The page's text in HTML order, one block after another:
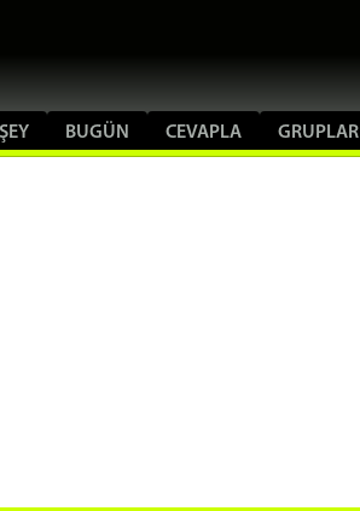
BUGÜN CEVAPLA GRUPLAR